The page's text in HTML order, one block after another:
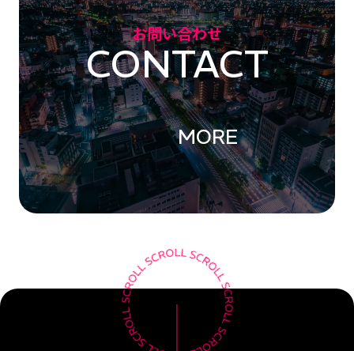
お問い合わせ
CONTACT
MORE